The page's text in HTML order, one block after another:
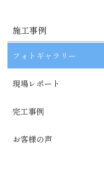
施工事例
フォトギャラリー
現場レポート
完工事例
お客様の声